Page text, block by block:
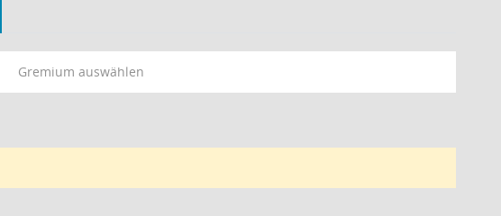
Gremium auswählen